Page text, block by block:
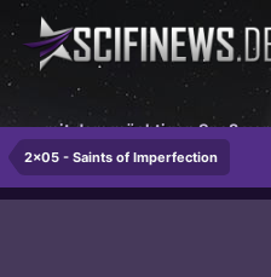
...mit dem mächtigen Spaß
2x05 - Saints of Imperfection